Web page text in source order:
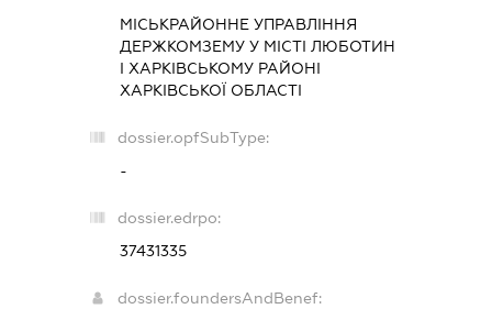
МІСЬКРАЙОННЕ УПРАВЛІННЯ
ДЕРЖКОМЗЕМУ У МІСТІ ЛЮБОТИН
І ХАРКІВСЬКОМУ РАЙОНІ
ХАРКІВСЬКОЇ ОБЛАСТІ
dossier.opfSubType:
-
dossier.edrpo:
37431335
dossier.foundersAndBenef: